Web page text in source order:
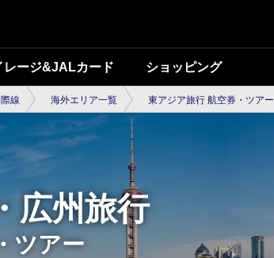
レージ&JALカード ショッピング
線 海外エリア一覧 東アジア旅行 航空券・ツアー
広州旅行
ツアー